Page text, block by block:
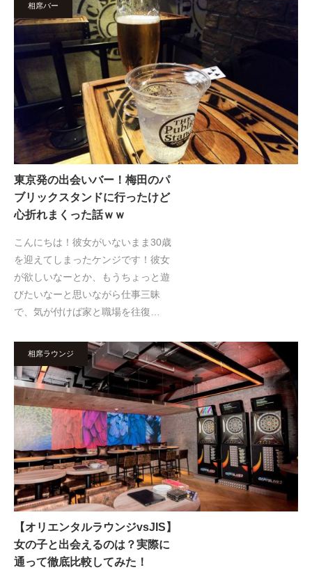
相席バー
東京発の出会いバー！梅田のパ
ブリックスタンドに行ったけど
心折れまくった話ｗｗ
こんにちは！彼女がいないまま30歳
を迎えてしまったケンジです！彼女
が欲しいなーとか、もうちょっと遊
びたいなーと思いながら仕事三昧
で、気が付けば家と職場を往復…
相席ラウンジ
【オリエンタルラウンジvsJIS】
女の子と出会えるのは？実際に
通って徹底比較してみた！